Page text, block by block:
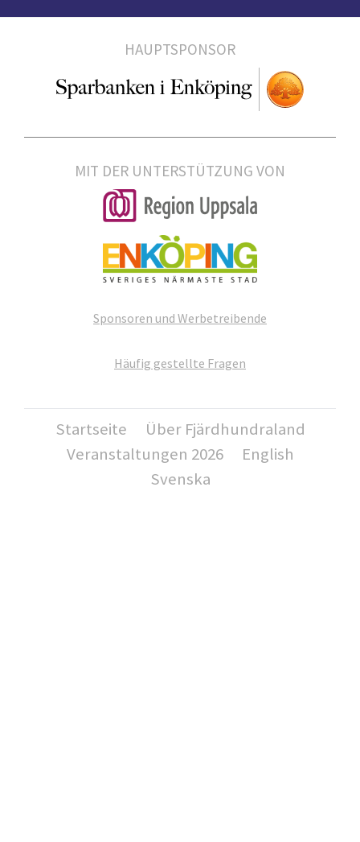
HAUPTSPONSOR
MIT DER UNTERSTÜTZUNG VON
Sponsoren und Werbetreibende
Häufig gestellte Fragen
Startseite
Über Fjärdhundraland
Veranstaltungen 2026
English
Svenska